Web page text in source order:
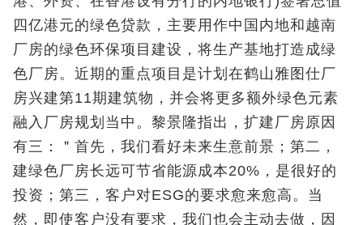
四亿港元的绿色贷款，主要用作中国内地和越南
厂房的绿色环保项目建设，将生产基地打造成绿
色厂房。近期的重点项目是计划在鹤山雅图仕厂
房兴建第11期建筑物，并会将更多额外绿色元素
融入厂房规划当中。黎景隆指出，扩建厂房原因
有三：＂首先，我们看好未来生意前景；第二，
建绿色厂房长远可节省能源成本20%，是很好的
投资；第三，客户对ESG的要求愈来愈高。当
然，即使客户没有要求，我们也会主动去做，因